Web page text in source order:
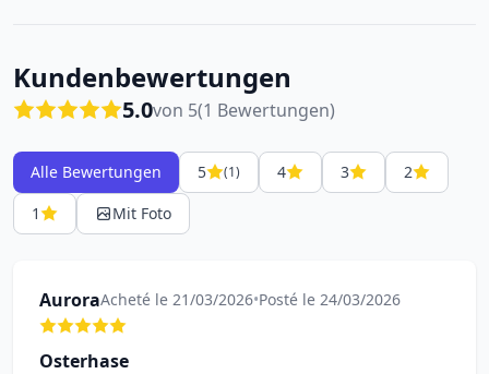
Kundenbewertungen
5.0von 5(1 Bewertungen)
Alle Bewertungen 5 (1) 4 3
2
1
Mit Foto
AuroraAcheté le 21/03/2026•Posté le 24/03/2026
Osterhase